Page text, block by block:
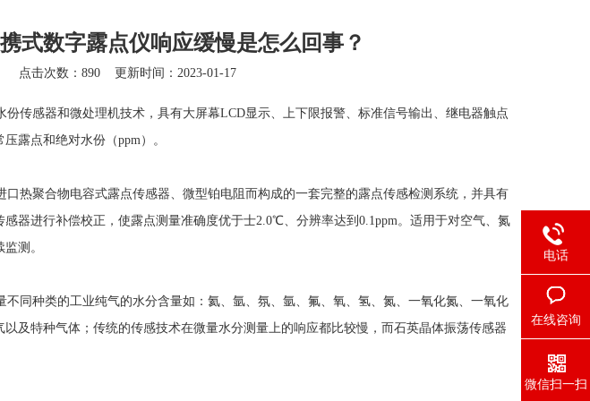
式数字露点仪响应缓慢是怎么回事？
点击次数：890 更新时间：2023-01-17
份传感器和微处理机技术，具有大屏幕LCD显示、上下限报警、标准信号输出、继电器触点
露点和绝对水份（ppm）。
热聚合物电容式露点传感器、微型铂电阻而构成的一套完整的露点传感检测系统，并具有
器进行补偿校正，使露点测量准确度优于士2.0℃、分辨率达到0.1ppm。适用于对空气、氮
测。
同种类的工业纯气的水分含量如：氦、氩、氛、氩、氟、氧、氢、氮、一氧化氮、一氧化
及特种气体；传统的传感技术在微量水分测量上的响应都比较慢，而石英晶体振荡传感器
电话
在线咨询
微信扫一扫